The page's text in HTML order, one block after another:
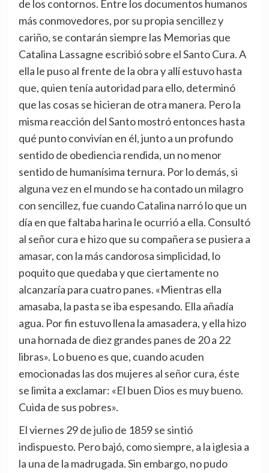
de los contornos. Entre los documentos humanos
más conmovedores, por su propia sencillez y
cariño, se contarán siempre las Memorias que
Catalina Lassagne escribió sobre el Santo Cura. A
ella le puso al frente de la obra y allí estuvo hasta
que, quien tenía autoridad para ello, determinó
que las cosas se hicieran de otra manera. Pero la
misma reacción del Santo mostró entonces hasta
qué punto convivían en él, junto a un profundo
sentido de obediencia rendida, un no menor
sentido de humanísima ternura. Por lo demás, si
alguna vez en el mundo se ha contado un milagro
con sencillez, fue cuando Catalina narró lo que un
día en que faltaba harina le ocurrió a ella. Consultó
al señor cura e hizo que su compañera se pusiera a
amasar, con la más candorosa simplicidad, lo
poquito que quedaba y que ciertamente no
alcanzaría para cuatro panes. «Mientras ella
amasaba, la pasta se iba espesando. Ella añadía
agua. Por fin estuvo llena la amasadera, y ella hizo
una hornada de diez grandes panes de 20 a 22
libras». Lo bueno es que, cuando acuden
emocionadas las dos mujeres al señor cura, éste
se limita a exclamar: «El buen Dios es muy bueno.
Cuida de sus pobres».
El viernes 29 de julio de 1859 se sintió
indispuesto. Pero bajó, como siempre, a la iglesia a
la una de la madrugada. Sin embargo, no pudo